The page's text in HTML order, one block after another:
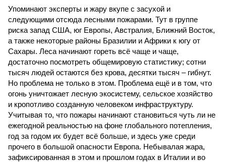
Упоминают эксперты и жару вкупе с засухой и
следующими отсюда лесными пожарами. Тут в группе
риска запад США, юг Европы, Австралия, Ближний Восток,
а также некоторые районы Бразилии и Африки к югу от
Сахары. Леса начинают гореть всё чаще и чаще,
достаточно посмотреть общемировую статистику; сотни
тысяч людей остаются без крова, десятки тысяч – гибнут.
Но проблема не только в этом. Проблема ещё и в том, что
огонь уничтожает лесную экосистему, сельское хозяйство
и кропотливо созданную человеком инфраструктуру.
Учитывая то, что пожары начинают становиться чуть ли не
ежегодной реальностью на фоне глобального потепления,
год за годом их будет всё больше, и здесь уже среди
прочего в большой опасности Европа. Небывалая жара,
зафиксированная в этом и прошлом годах в Италии и во